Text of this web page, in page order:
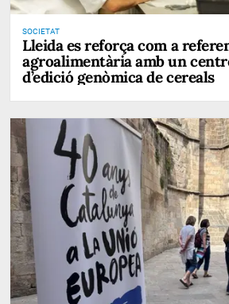
SOCIETAT
Lleida es reforça com a
agroalimentària amb un
d’edició genòmica de cereals